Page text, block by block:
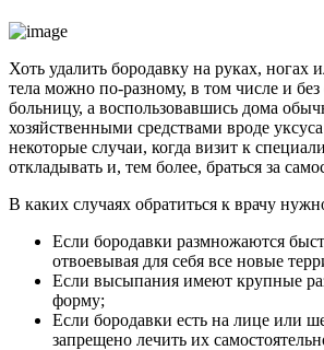
Хоть удалить бородавку на руках, ногах
тела можно по-разному, в том числе и
больницу, а воспользовавшись дома
хозяйственными средствами вроде
некоторые случаи, когда визит к
откладывать и, тем более, браться за
В каких случаях обратиться к врачу
Если бородавки размножаются
отвоевывая для себя все новые
Если высыпания имеют крупные
форму;
Если бородавки есть на лице или
запрещено лечить их